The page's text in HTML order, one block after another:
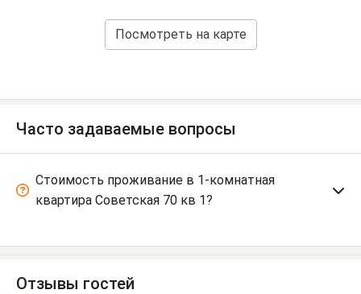
Посмотреть на карте
Часто задаваемые вопросы
Стоимость проживание в 1-комнатная
квартира Советская 70 кв 1?
Отзывы гостей